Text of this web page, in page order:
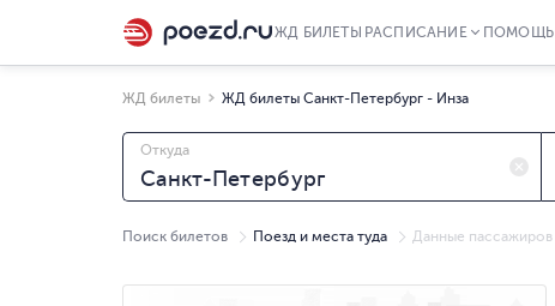
ЖД БИЛЕТЫ РАСПИСАНИЕ ПОМОЩЬ
ЖД билеты ЖД билеты Санкт-Петербург - Инза
Откуда
Поиск билетов Поезд и места туда Данные пассажиров